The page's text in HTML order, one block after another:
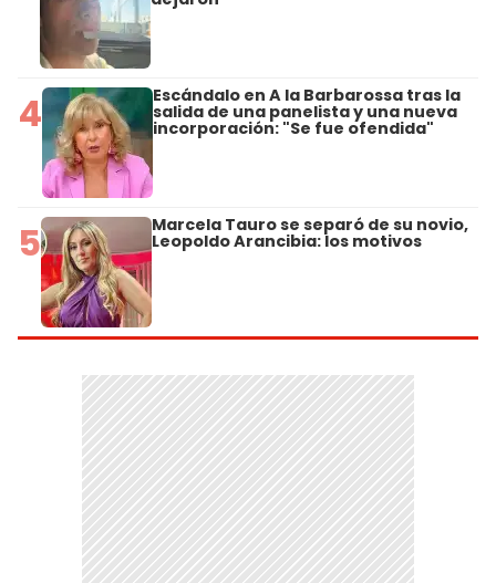
4 Escándalo en A la Barbarossa tras la
salida de una panelista y una nueva
incorporación: "Se fue ofendida"
5 Marcela Tauro se separó de su novio,
Leopoldo Arancibia: los motivos